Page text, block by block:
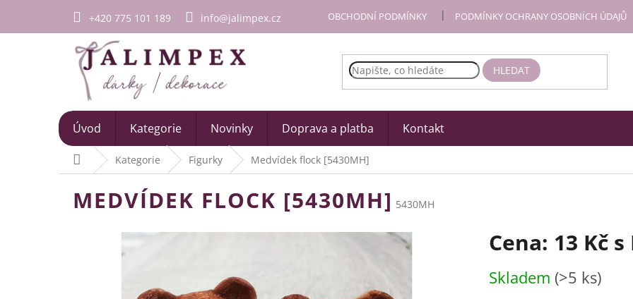
obsah
+420 775 101 189 info@jalimpex.cz OBCHODNÍ PODMÍNKY PODMÍNKY OCHRANY OSOBNÍCH ÚDAJŮ
HLEDAT
Úvod Kategorie Novinky Doprava a platba Kontakt
Domů Kategorie Figurky Medvídek flock [5430MH]
MEDVÍDEK FLOCK [5430MH] 5430MH
Cena: 13 Kč s
cena:
Skladem (>5 ks)